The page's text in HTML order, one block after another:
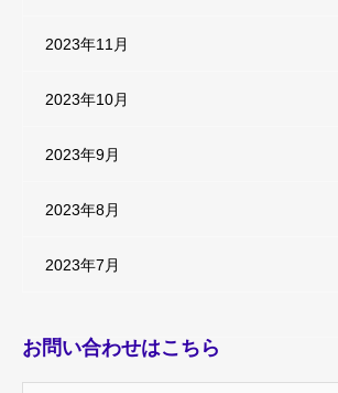
2023年11月
2023年10月
2023年9月
2023年8月
2023年7月
お問い合わせはこちら